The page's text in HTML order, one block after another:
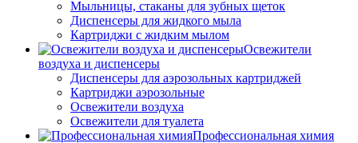
Мыльницы, стаканы для зубных щеток
Диспенсеры для жидкого мыла
Картриджи с жидким мылом
Освежители
воздуха и диспенсеры
Диспенсеры для аэрозольных картриджей
Картриджи аэрозольные
Освежители воздуха
Освежители для туалета
Профессиональная химия